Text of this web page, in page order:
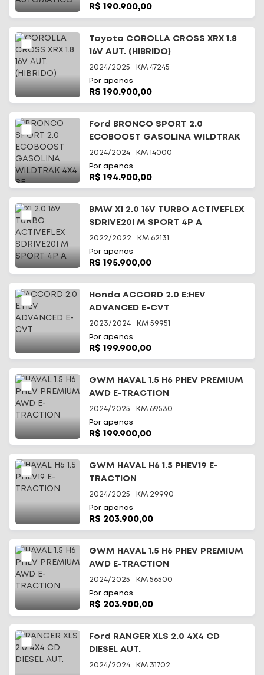
R$ 190.900,00
Toyota COROLLA CROSS XRX 1.8
16V AUT. (HIBRIDO)
2024/2025 KM 47245
Por apenas
R$ 190.900,00
Ford BRONCO SPORT 2.0
ECOBOOST GASOLINA WILDTRAK
4X4 SE
2024/2024 KM 14000
Por apenas
R$ 194.900,00
BMW X1 2.0 16V TURBO ACTIVEFLEX
SDRIVE20I M SPORT 4P A
2022/2022 KM 62131
Por apenas
R$ 195.900,00
Honda ACCORD 2.0 E:HEV
ADVANCED E-CVT
2023/2024 KM 59951
Por apenas
R$ 199.900,00
GWM HAVAL 1.5 H6 PHEV PREMIUM
AWD E-TRACTION
2024/2025 KM 69530
Por apenas
R$ 199.900,00
GWM HAVAL H6 1.5 PHEV19 E-
TRACTION
2024/2025 KM 29990
Por apenas
R$ 203.900,00
GWM HAVAL 1.5 H6 PHEV PREMIUM
AWD E-TRACTION
2024/2025 KM 56500
Por apenas
R$ 203.900,00
Ford RANGER XLS 2.0 4X4 CD
DIESEL AUT.
2024/2024 KM 31702